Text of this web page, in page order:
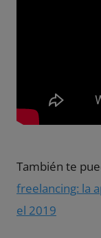
También te
freelancing: la
el 2019